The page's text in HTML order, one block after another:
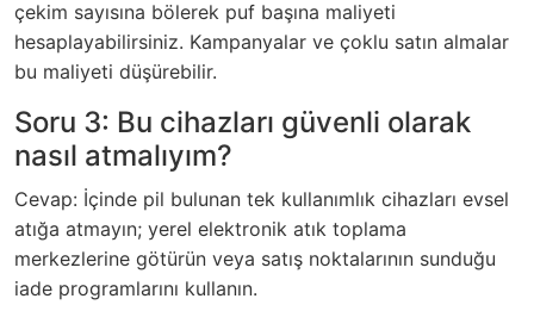
çekim sayısına bölerek puf başına maliyeti
hesaplayabilirsiniz. Kampanyalar ve çoklu satın almalar
bu maliyeti düşürebilir.
Soru 3: Bu cihazları güvenli olarak
nasıl atmalıyım?
Cevap: İçinde pil bulunan tek kullanımlık cihazları evsel
atığa atmayın; yerel elektronik atık toplama
merkezlerine götürün veya satış noktalarının sunduğu
iade programlarını kullanın.